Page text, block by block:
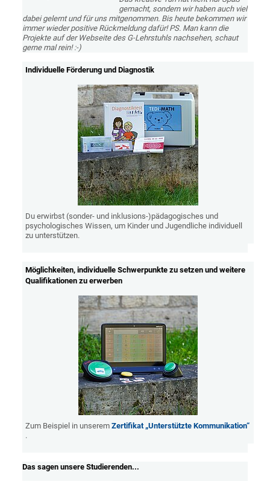
gemacht, sondern wir haben auch viel
dabei gelernt und für uns mitgenommen. Bis heute bekommen wir
immer wieder positive Rückmeldung dafür! PS. Man kann die
Projekte auf der Webseite des G-Lehrstuhls nachsehen, schaut
gerne mal rein! :-)
Individuelle Förderung und Diagnostik
Du erwirbst (sonder- und inklusions-)pädagogisches und
psychologisches Wissen, um Kinder und Jugendliche individuell
zu unterstützen.
Möglichkeiten, individuelle Schwerpunkte zu setzen und weitere
Qualifikationen zu erwerben
Zum Beispiel in unseremZertifikat „Unterstützte Kommunikation“
.
Das sagen unsere Studierenden...